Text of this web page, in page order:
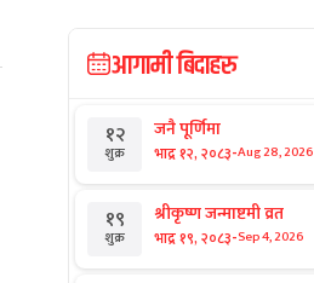
आगामी बिदाहरु
१२
शुक्र
जनै पूर्णिमा
भाद्र १२, २०८३-Aug 28, 2026
१९
शुक्र
श्रीकृष्ण जन्माष्टमी व्रत
भाद्र १९, २०८३-Sep 4, 2026